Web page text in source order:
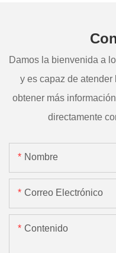
Damos la bienvenida a
y es capaz de
obtener más
directamente
Nombre
Correo Electrónico
Contenido